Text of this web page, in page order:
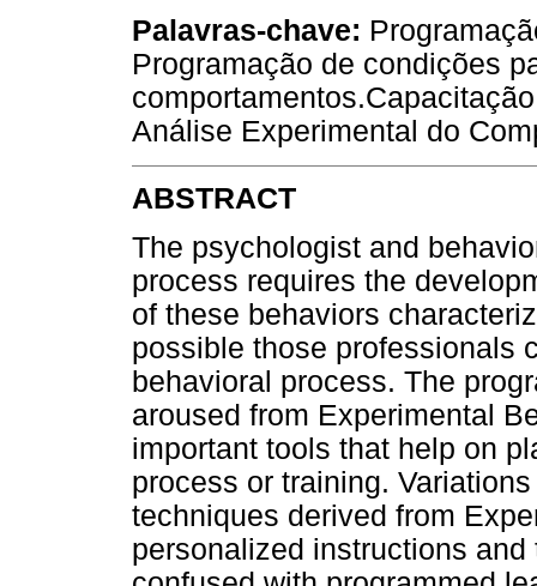
Palavras-chave:
Programação de condições
Análise Experimental do
ABSTRACT
The psychologist and
process requires the
of these behaviors
possible those professionals
behavioral process. The
aroused from Experimental
important tools that help on
process or training.
techniques derived from
personalized instructions